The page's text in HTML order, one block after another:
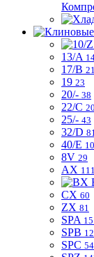
13/A
17/B
19 23
20/- 38
22/C
25/- 43
32/D
40/E 10
8V 29
AX 111
CX 60
ZX 81
SPA
SPB
SPC 54